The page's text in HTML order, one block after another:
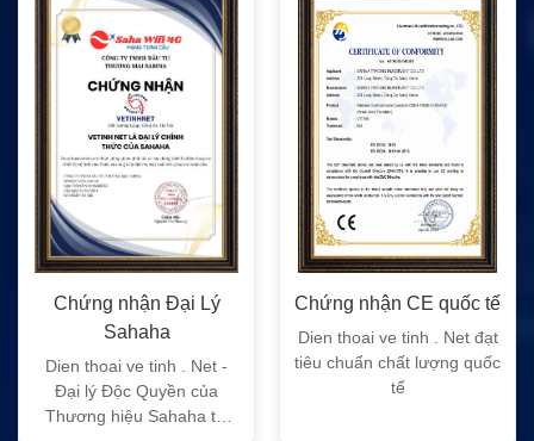
Chứng nhận Đại Lý
Sahaha
Dien thoai ve tinh . Net -
Đại lý Độc Quyền của
Thương hiệu Sahaha tại
Chứng nhận CE quốc tế
Dien thoai ve tinh . Net đạt
tiêu chuẩn chất lượng quốc
tế